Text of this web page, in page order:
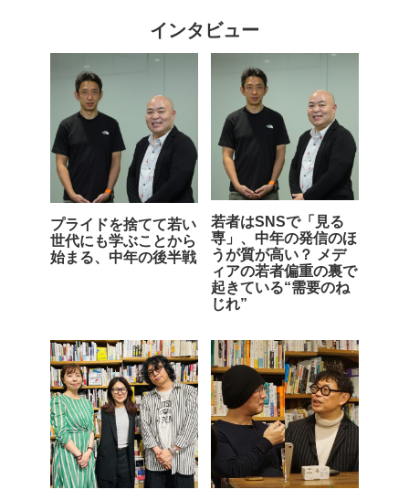
インタビュー
プライドを捨てて若い
世代にも学ぶことから
始まる、中年の後半戦
若者はSNSで「見る
専」、中年の発信のほ
うが質が高い？ メデ
ィアの若者偏重の裏で
起きている“需要のね
じれ”